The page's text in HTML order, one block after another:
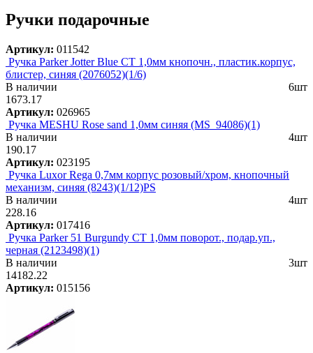
Ручки подарочные
Артикул: 011542
Ручка Parker Jotter Blue CT 1,0мм кнопочн., пластик.корпус,
блистер, синяя (2076052)(1/6)
В наличии
6шт
1673.17
Артикул: 026965
Ручка MESHU Rose sand 1,0мм синяя (MS_94086)(1)
В наличии
4шт
190.17
Артикул: 023195
Ручка Luxor Rega 0,7мм корпус розовый/хром, кнопочный
механизм, синяя (8243)(1/12)PS
В наличии
4шт
228.16
Артикул: 017416
Ручка Parker 51 Burgundy CT 1,0мм поворот., подар.уп.,
черная (2123498)(1)
В наличии
3шт
14182.22
Артикул: 015156